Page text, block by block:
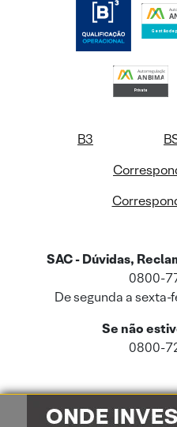
B3
SAC - Dúvidas,
0800-
De segunda a
Se não
0800-
Este site usa cookies e dados
Cookies
e a nossa